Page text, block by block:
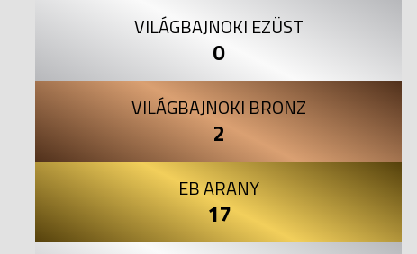
VILÁGBAJNOKI EZÜST
0
VILÁGBAJNOKI BRONZ
2
EB ARANY
17